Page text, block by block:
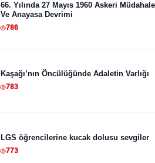
66. Yılında 27 Mayıs 1960 Askeri
Ve Anayasa Devrimi
786
Kaşağı’nın Öncülüğünde Adaletin Varlığı
783
LGS öğrencilerine kucak dolusu sevgiler
773